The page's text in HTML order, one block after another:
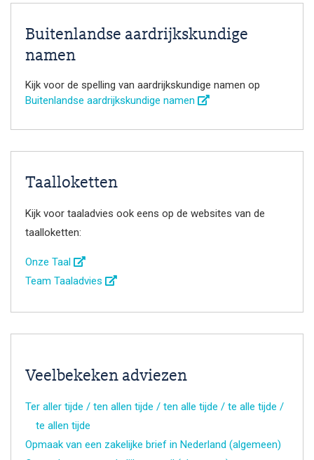
Buitenlandse aardrijkskundige
namen
Kijk voor de spelling van aardrijkskundige namen op
Buitenlandse aardrijkskundige namen
Taalloketten
Kijk voor taaladvies ook eens op de websites van de
taalloketten:
Onze Taal
Team Taaladvies
Veelbekeken adviezen
Ter aller tijde / ten allen tijde / ten alle tijde / te alle tijde /
te allen tijde
Opmaak van een zakelijke brief in Nederland (algemeen)